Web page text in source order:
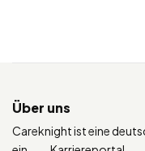
Über uns
Careknight ist eine